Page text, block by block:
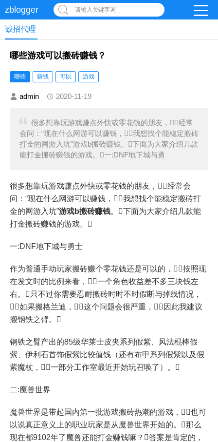
zblogger 请输入关键字词
诚招代理
哪些游戏可以搬砖赚钱？
哪些 赚钱 可以 游戏
admin 2020-11-19
很多想靠玩游戏赚点外快或零花钱的朋友，经常
会问：“现在什么网游可以赚钱，我想找个能稳定搬砖
打金的网游入坑”游戏b搬砖赚钱。下面为大家介绍几款
能打金搬砖赚钱的游戏。一:DNF地下城与勇
很多想靠玩游戏赚点外快或零花钱的朋友，经常会
问：“现在什么网游可以赚钱，我想找个能稳定搬砖打
金的网游入坑”游戏b搬砖赚钱。下面为大家介绍几款能
打金搬砖赚钱的游戏。
一:DNF地下城与勇士
作为普通手动玩家搬砖赚个零花钱还是可以的，按照现
在发文时的比例来看，一个角色收益差不多三块钱左
右。只不过你需要忍耐搬砖时时不时假断与掉线情况，
如果搬格兰迪，这个问题会很严重，因此我建议
搬钢铁之臂。
钢铁之臂产出的85级华莱士皮夹系列假紫、风法棍棒假
紫、伊利石首饰假紫比较值钱（还有布甲系列假紫以及假
紫魔杖，一部分工作室最近开始玩召唤了）。
二:魔兽世界
魔兽世界是带起国内第一批游戏搬砖热潮的游戏，也可
以说真正意义上的职业玩家是从魔兽世界开始的。那么
现在都9102年了魔兽还能打金赚钱嘛？答案是肯定的，